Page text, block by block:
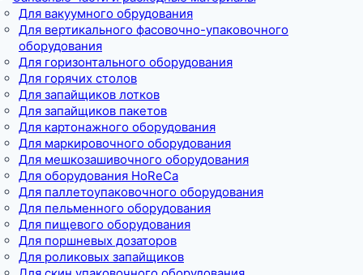
Для вакуумного обрудования
Для вертикального фасовочно-упаковочного
оборудования
Для горизонтального оборудования
Для горячих столов
Для запайщиков лотков
Для запайщиков пакетов
Для картонажного оборудования
Для маркировочного оборудования
Для мешкозашивочного оборудования
Для оборудования HoReCa
Для паллетоупаковочного оборудования
Для пельменного оборудования
Для пищевого оборудования
Для поршневых дозаторов
Для роликовых запайщиков